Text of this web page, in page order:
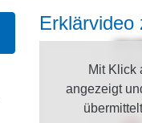
Erklärvideo
Mit Klick
angezeigt